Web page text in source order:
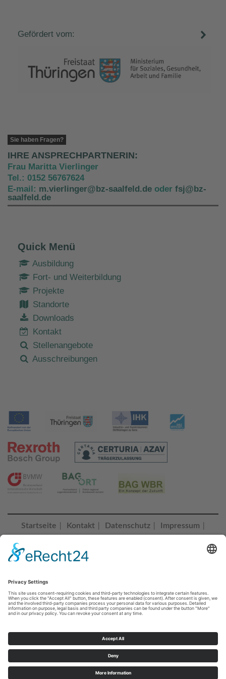
Gefördert vom:
Sie haben Fragen?
IHRE ANSPRECHPARTNERIN:
Frau Maritta Vierlinger
Tel.: 0152 56767624
E-mail: m.vierlinger@bz-saalfeld.de oder fsj@bz-
saalfeld.de
Quick Menü
Ausbildung
Fort- und Weiterbildung
Projekte
Standorte
Downloads
Kontakt
Stellenangebote
Ausschreibungen
Startseite Kontakt Datenschutz Impressum
Cookie-Einstellungen |
BZ SAALFELD folgen
Telefonisch Montag - Donnerstag von 07:00 bis 16:00 Uhr, Freitag
von 07:00 bis 14:00 Uhr oder jederzeit unterinfo@bz-saalfeld.de